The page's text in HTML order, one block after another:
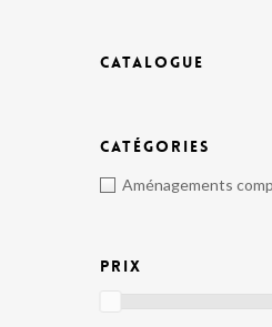
CATALOGUE
CATÉGORIES
Aménagements
PRIX